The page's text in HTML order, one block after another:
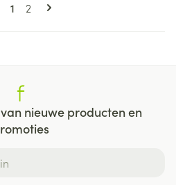
U lees momenteel pagina
1 Pagina
2
nieuwe producten en